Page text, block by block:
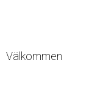
Välkommen